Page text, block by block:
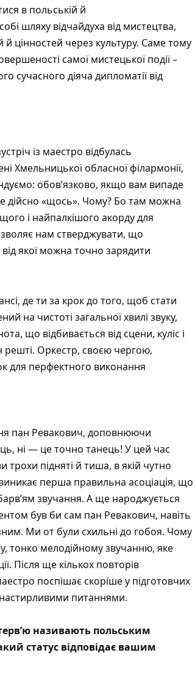
в польській й
шляху відчайдуха від мистецтва,
цінностей через культуру. Саме тому
самої мистецької події –
сучасного діяча дипломатії від
із маестро відбулась
Хмельницької обласної філармонії,
обов’язково, якщо вам випаде
дійсно «щось». Чому? Бо там можна
і найпалкішого акорду для
нам стверджувати, що
якої можна точно зарядити
де ти за крок до того, щоб стати
на чистоті загальної хвилі звуку,
що відбивається від сцени, куліс і
решті. Оркестр, своєю чергою,
для перфектного виконання
пан Ревакович, доповнюючи
ні — це точно танець! У цей час
трохи підняті й тиша, в якій чутно
перша правильна асоціація, що
звучання. А ще народжується
був би сам пан Ревакович, навіть
Ми от були схильні до гобоя. Чому
тонко мелодійному звучанню, яке
Після ще кількох повторів
поспішає скоріше у підготовчих
настирливими питаннями.
називають польським
статус відповідає вашим